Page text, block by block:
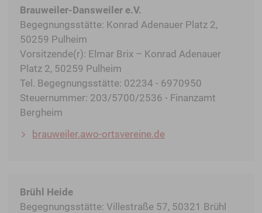
Brauweiler-Dansweiler e.V.
Begegnungsstätte: Konrad Adenauer Platz 2,
50259 Pulheim
Vorsitzende(r): Elmar Brix – Konrad Adenauer
Platz 2, 50259 Pulheim
Tel. Begegnungsstätte: 02234 - 6970950
Steuernummer: 203/5700/2536 - Finanzamt
Bergheim
brauweiler.awo-ortsvereine.de
Brühl Heide
Begegnungsstätte: Villestraße 57, 50321 Brühl